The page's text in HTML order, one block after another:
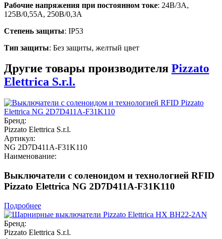
Рабочие напряжения при постоянном токе: 24В/3А,
125В/0,55А, 250В/0,3А
Степень защиты: IP53
Тип защиты: Без защиты, желтый цвет
Другие товары производителя Pizzato
Elettrica S.r.l.
Бренд:
Pizzato Elettrica S.r.l.
Артикул:
NG 2D7D411A-F31K110
Наименование:
Выключатели с соленоидом и технологией RFID
Pizzato Elettrica NG 2D7D411A-F31K110
Подробнее
Бренд:
Pizzato Elettrica S.r.l.